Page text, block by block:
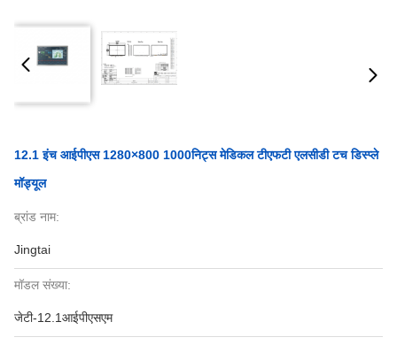
12.1 इंच आईपीएस 1280×800 1000निट्स मेडिकल टीएफटी एलसीडी टच डिस्प्ले
मॉड्यूल
ब्रांड नाम:
Jingtai
मॉडल संख्या:
जेटी-12.1आईपीएसएम